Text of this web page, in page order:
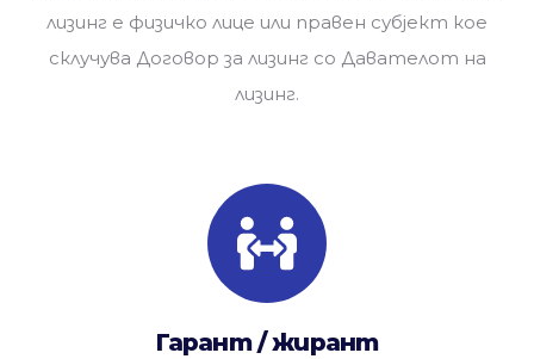
лизинг e физичко лице или правен субјект кое
склучува Договор за лизинг со Давателот на
лизинг.
Гарант / жирант